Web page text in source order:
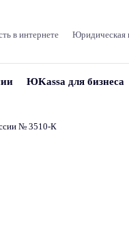
в интернете Юридическая
ЮKassa для бизнеса
№ 3510‑К